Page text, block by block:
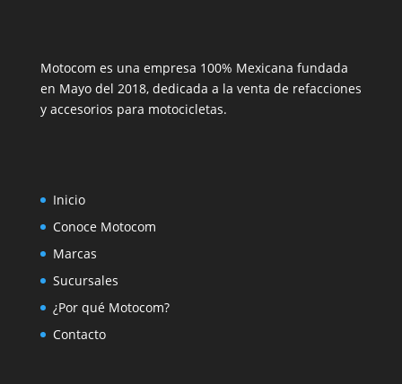
Motocom es una empresa 100% Mexicana fundada
en Mayo del 2018, dedicada a la venta de refacciones
y accesorios para motocicletas.
Inicio
Conoce Motocom
Marcas
Sucursales
¿Por qué Motocom?
Contacto